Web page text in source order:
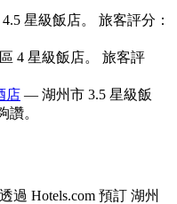
星級飯店。 旅客評分：
4 星級飯店。 旅客評
店 — 湖州市 3.5 星級飯
讚。
過 Hotels.com 預訂 湖州